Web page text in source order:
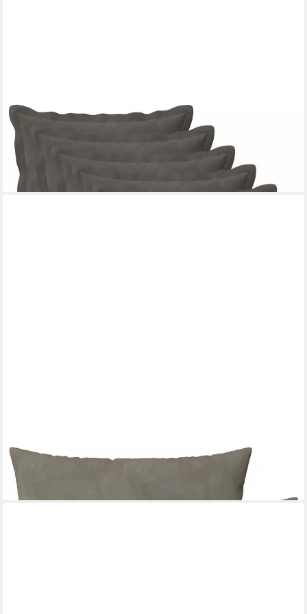
VIDAXL
Kissenbezug Kissenbezug 6 pcs HOUTEN Dunkelgrau 40 x 40
cm Samt
40 x 40 cm
20,99 €
in 5-6 Werktagen bei dir
Samt
50 x 30 cm
11,99 €
in 5-6 Werktagen bei dir